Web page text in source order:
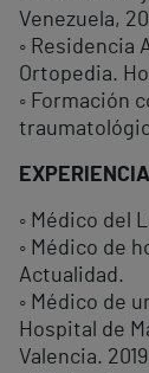
Venezuela,
◦ Residencia
Ortopedia.
◦ Formación
◦ Médico del
◦ Médico de
Actualidad.
◦ Médico de
Hospital de
Valencia.